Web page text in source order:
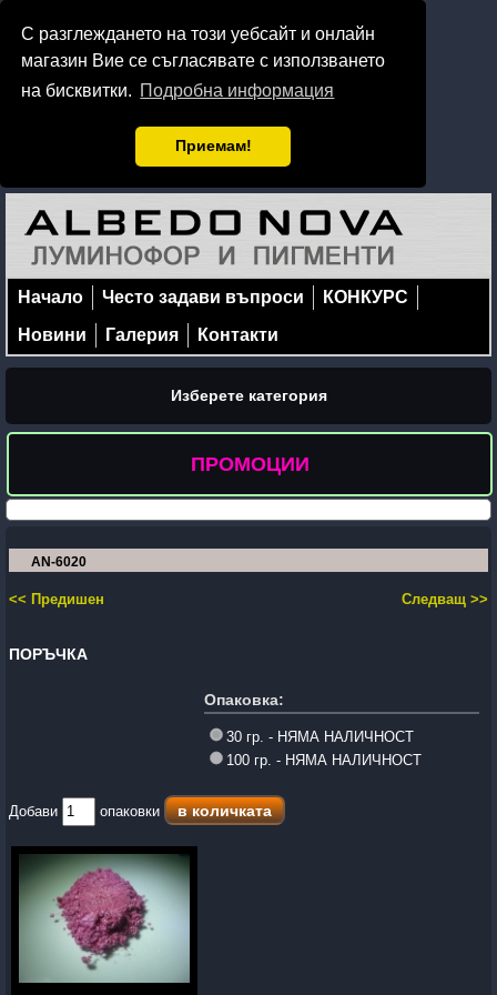
С разглеждането на този уебсайт и онлайн
магазин Вие се съгласявате с използването
на бисквитки. Подробна информация
Приемам!
Начало Често задави въпроси
КОНКУРС
Новини
Галерия Контакти
Изберете категория
ПРОМОЦИИ
AN-6020
<< Предишен Следващ >>
ПОРЪЧКА
Опаковка:
30 гр. - НЯМА НАЛИЧНОСТ
100 гр. - НЯМА НАЛИЧНОСТ
Добави опаковки